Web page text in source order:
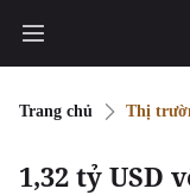
Trang chủ Thị
1,32 tỷ USD